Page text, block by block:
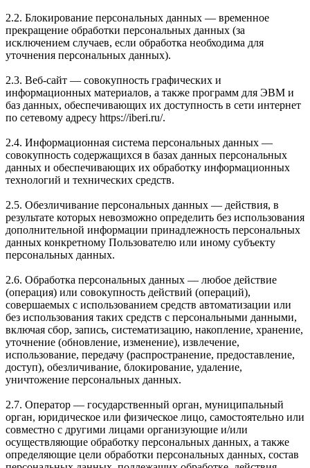
2.2. Блокирование персональных данных — временное
прекращение обработки персональных данных (за
исключением случаев, если обработка необходима для
уточнения персональных данных).
2.3. Веб-сайт — совокупность графических и
информационных материалов, а также программ для ЭВМ и
баз данных, обеспечивающих их доступность в сети интернет
по сетевому адресу https://iberi.ru/.
2.4. Информационная система персональных данных —
совокупность содержащихся в базах данных персональных
данных и обеспечивающих их обработку информационных
технологий и технических средств.
2.5. Обезличивание персональных данных — действия, в
результате которых невозможно определить без использования
дополнительной информации принадлежность персональных
данных конкретному Пользователю или иному субъекту
персональных данных.
2.6. Обработка персональных данных — любое действие
(операция) или совокупность действий (операций),
совершаемых с использованием средств автоматизации или
без использования таких средств с персональными данными,
включая сбор, запись, систематизацию, накопление, хранение,
уточнение (обновление, изменение), извлечение,
использование, передачу (распространение, предоставление,
доступ), обезличивание, блокирование, удаление,
уничтожение персональных данных.
2.7. Оператор — государственный орган, муниципальный
орган, юридическое или физическое лицо, самостоятельно или
совместно с другими лицами организующие и/или
осуществляющие обработку персональных данных, а также
определяющие цели обработки персональных данных, состав